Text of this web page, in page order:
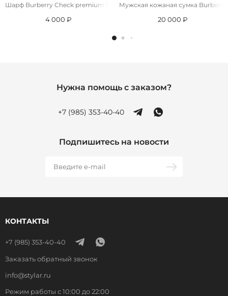
Шарф Burberry Check premium 182x71 см - Grey
4 000 ₽
Мужская кожаная сумка Burberry
20 000 ₽
Нужна помощь с заказом?
+7 (985) 353-40-40
Подпишитесь на новости
КОНТАКТЫ
+7 (985) 353-40-40
Заказать обратный звонок
info@stylar.ru
Режим работы с 10:00 до 22:00